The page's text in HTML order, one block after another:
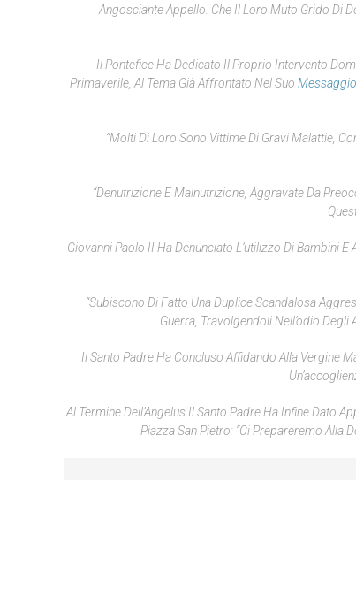
Angosciante Appello. Che Il Loro Muto Grido Di
Il Pontefice Ha Dedicato Il Proprio Intervento
Primaverile, Al Tema Già Affrontato Nel Suo
“Molti Di Loro Sono Vittime Di Gravi Malattie,
“Denutrizione E Malnutrizione, Aggravate Da
Giovanni Paolo II Ha Denunciato L’utilizzo Di Bambini
“Subiscono Di Fatto Una Duplice Scandalosa
Guerra, Travolgendoli Nell’odio
Il Santo Padre Ha Concluso Affidando Alla Vergine
Al Termine Dell’Angelus Il Santo Padre Ha Infine Dato
Piazza San Pietro: “Ci Prepareremo Alla